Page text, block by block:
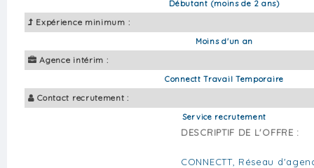
Débutant (moins de 2 ans)
Expérience minimum :
Moins d'un an
Agence intérim :
Connectt Travail Temporaire
Contact recrutement :
Service recrutement
DESCRIPTIF DE L'OFFRE :
CONNECTT, Réseau